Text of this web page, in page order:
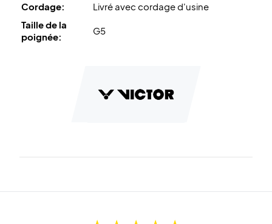
Cordage:
Livré avec cordage d'usine
Taille de la
poignée:
G5